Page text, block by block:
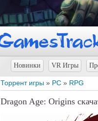
Новинки VR Игры
Торрент игры » PC » RPG
Dragon Age: Origins